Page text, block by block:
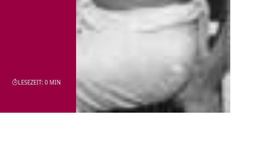
LESEZEIT: 0 MIN